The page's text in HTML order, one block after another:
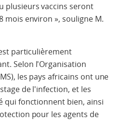
plusieurs vaccins seront
mois environ », souligne M.
particulièrement
Selon l'Organisation
les pays africains ont une
de l'infection, et les
qui fonctionnent bien, ainsi
pour les agents de